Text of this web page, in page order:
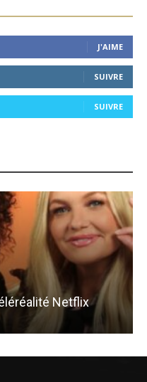
J'AIME
SUIVRE
SUIVRE
Netflix